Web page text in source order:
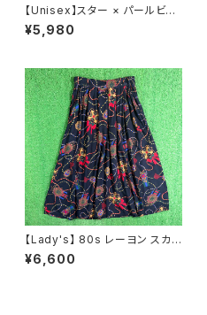
【Unisex】スター × パールビー
ズ チャーム チェーン ブレスレッ
ト / 古着 アクセサリー N1109
¥5,980
【Lady's】 80s レーヨン スカ
ーフ柄 スカート / 80年代 古着
レディース 総柄 2266
¥6,600